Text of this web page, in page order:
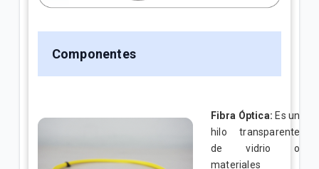
Componentes
Fibra Óptica: Es un
hilo transparente
de vidrio o
materiales